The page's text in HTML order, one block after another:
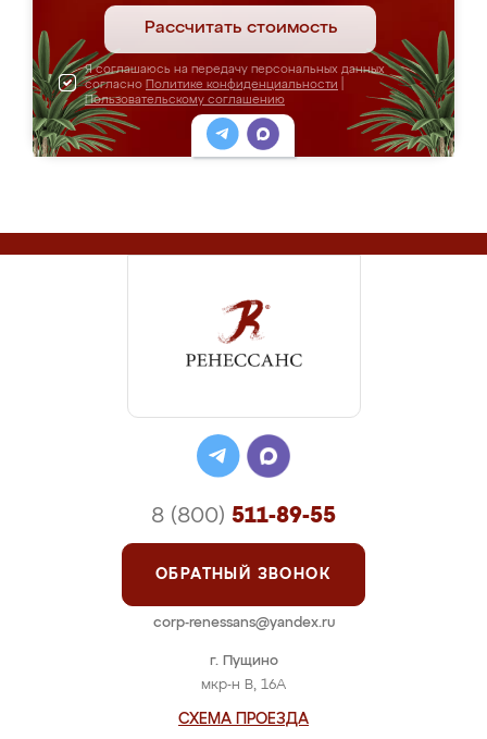
Рассчитать стоимость
Я соглашаюсь на передачу персональных данных
согласно Политике конфиденциальности
Пользовательскому соглашению
г. Пущино
мкр-н В, 16А
СХЕМА ПРОЕЗДА
8 (800) 511-89-55
ОБРАТНЫЙ ЗВОНОК
corp-renessans@yandex.ru